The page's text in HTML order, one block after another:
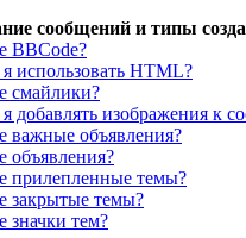
сообщений и типы
BBCode?
использовать HTML?
смайлики?
добавлять изображения к
важные объявления?
объявления?
прилепленные темы?
закрытые темы?
значки тем?